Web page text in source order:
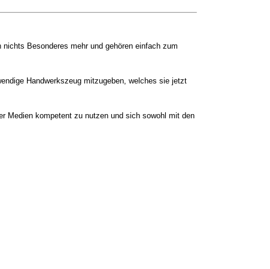
Besonderes mehr und gehören einfach zum
Handwerkszeug mitzugeben, welches sie jetzt
Medien kompetent zu nutzen und sich sowohl mit den